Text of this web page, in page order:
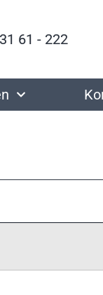
61 - 222